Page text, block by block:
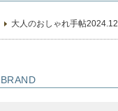
大人のおしゃれ手帖2024.12
BRAND